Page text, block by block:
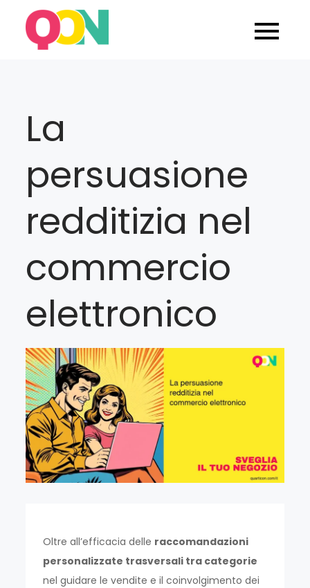
content
Blog Quarticom
La
persuasione
redditizia nel
commercio
elettronico
Oltre all’efficacia delle raccomandazioni
personalizzate trasversali tra categorie
nel guidare le vendite e il coinvolgimento dei